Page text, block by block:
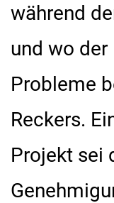
während
und wo
Probleme
Reckers.
Projekt sei